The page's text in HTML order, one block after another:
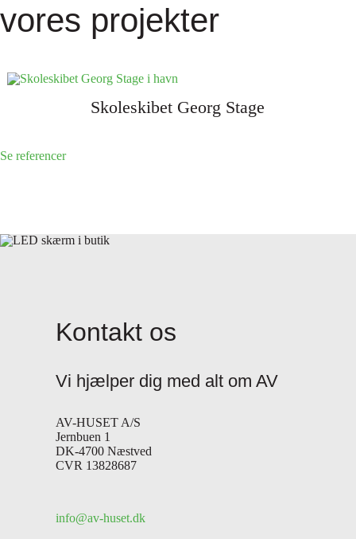
vores projekter
Skoleskibet Georg Stage
Se referencer
Kontakt os
Vi hjælper dig med alt om AV
AV-HUSET A/S
Jernbuen 1
DK-4700 Næstved
CVR 13828687
info@av-huset.dk